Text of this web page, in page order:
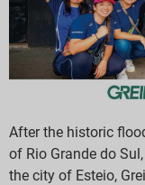
After the historic
of Rio Grande do
the city of Esteio,